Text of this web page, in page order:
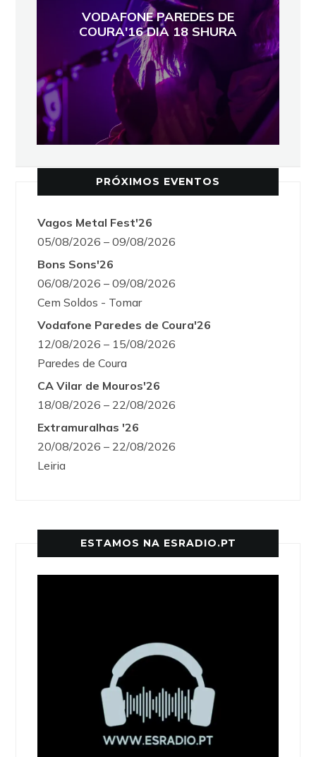
VODAFONE PAREDES DE
COURA'16 DIA 18 SHURA
PRÓXIMOS EVENTOS
Vagos Metal Fest'26
05/08/2026 – 09/08/2026
Bons Sons'26
06/08/2026 – 09/08/2026
Cem Soldos - Tomar
Vodafone Paredes de Coura'26
12/08/2026 – 15/08/2026
Paredes de Coura
CA Vilar de Mouros'26
18/08/2026 – 22/08/2026
Extramuralhas '26
20/08/2026 – 22/08/2026
Leiria
ESTAMOS NA ESRADIO.PT